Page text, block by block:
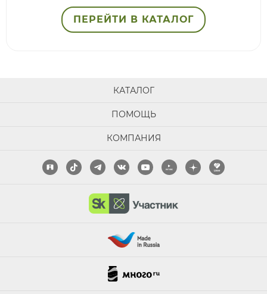
ПЕРЕЙТИ В КАТАЛОГ
КАТАЛОГ
ПОМОЩЬ
КОМПАНИЯ